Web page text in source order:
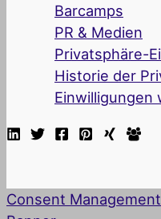
Barcamps
PR & Medien
Privatsphäre-
Historie der
Einwilligungen
Consent